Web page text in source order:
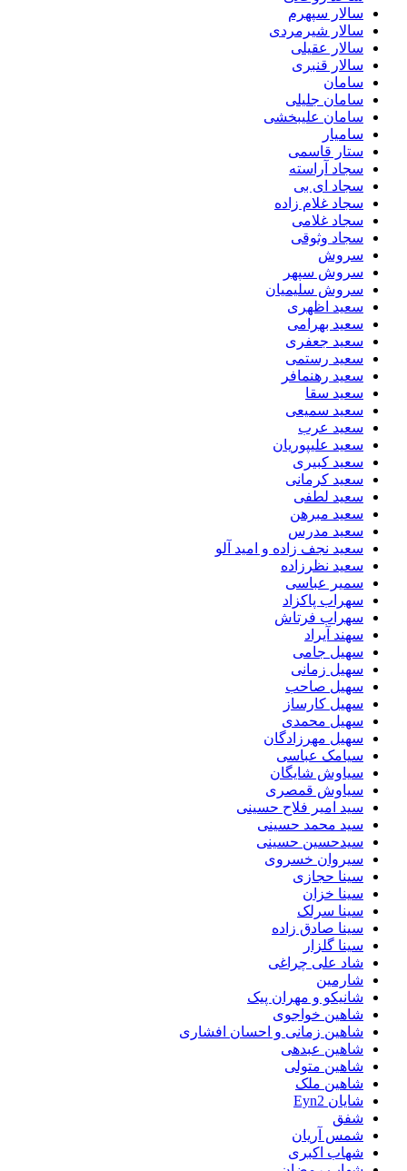
سالار سپهرم
سالار شیرمردی
سالار عقیلی
سالار قنبری
سامان
سامان جلیلی
سامان علیبخشی
سامیار
ستار قاسمی
سجاد آراسته
سجاد ای بی
سجاد غلام زاده
سجاد غلامی
سجاد وثوقى
سروش
سروش سپهر
سروش سلیمیان
سعید اظهری
سعید بهرامی
سعید جعفری
سعید رستمی
سعید رهنمافر
سعید سقا
سعید سمیعی
سعید عرب
سعید علیپوریان
سعید کبیری
سعید کرمانی
سعید لطفی
سعید مبرهن
سعید مدرس
سعید نجف زاده و امید آلو
سعید نظرزاده
سمیر عباسی
سهراب پاکزاد
سهراب فرتاش
سهند آیراد
سهیل جامی
سهیل زمانی
سهیل صاحب
سهیل کارساز
سهیل محمدی
سهیل مهرزادگان
سیامک عباسی
سیاوش شایگان
سیاوش قمصری
سید امیر فلاح حسینی
سید محمد حسینی
سیدحسین حسینی
سیروان خسروی
سینا حجازی
سینا خزان
سینا سرلک
سینا صادق زاده
سینا گلزار
شاد علی چراغی
شارمین
شانیکو و مهران پیک
شاهین خواجوی
شاهین زمانی و احسان افشاری
شاهین عبدهی
شاهین متولی
شاهین ملک
شایان Eyn2
شفق
شمس آریان
شهاب اکبری